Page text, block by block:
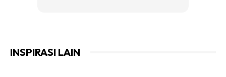
INSPIRASI LAIN